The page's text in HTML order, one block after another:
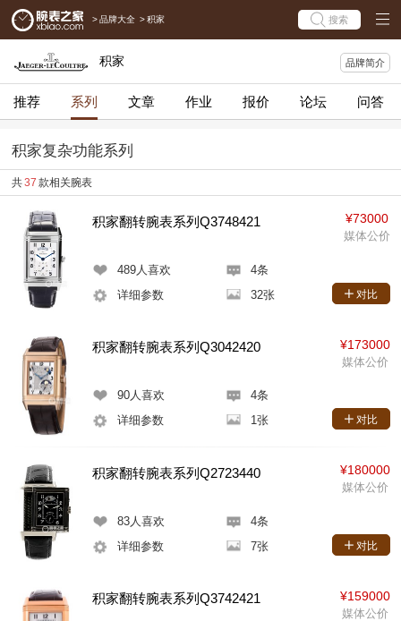
> 品牌大全 > 积家 搜索
积家 品牌简介
推荐 系列 文章 作业 报价 论坛 问答
积家复杂功能系列
共37 款相关腕表
积家翻转腕表系列Q3748421
489人喜欢
4条
详细参数
32张
¥73000
媒体公价
对比
积家翻转腕表系列Q3042420
90人喜欢
4条
详细参数
1张
¥173000
媒体公价
对比
积家翻转腕表系列Q2723440
83人喜欢
4条
详细参数
7张
¥180000
媒体公价
对比
积家翻转腕表系列Q3742421 ¥159000
媒体公价